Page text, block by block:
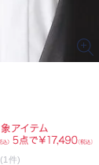
(1件)